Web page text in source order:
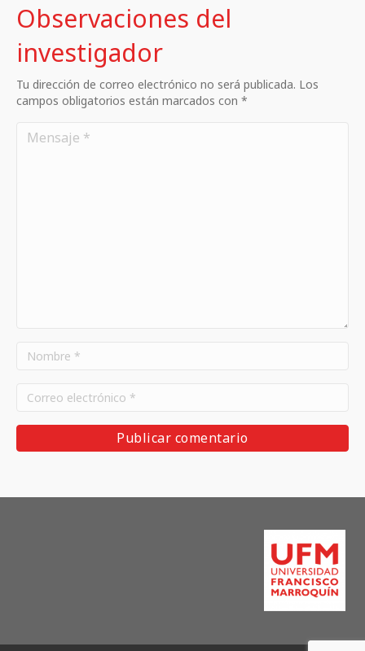
Observaciones del
investigador
Tu dirección de correo electrónico no será publicada. Los
campos obligatorios están marcados con *